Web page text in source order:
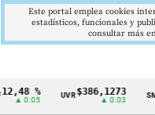
Cintillo
%
▲ 0.05
UVR$386,1273
▲ 0.03
Este portal emplea cookies
estadísticos, funcionales y
consultar más